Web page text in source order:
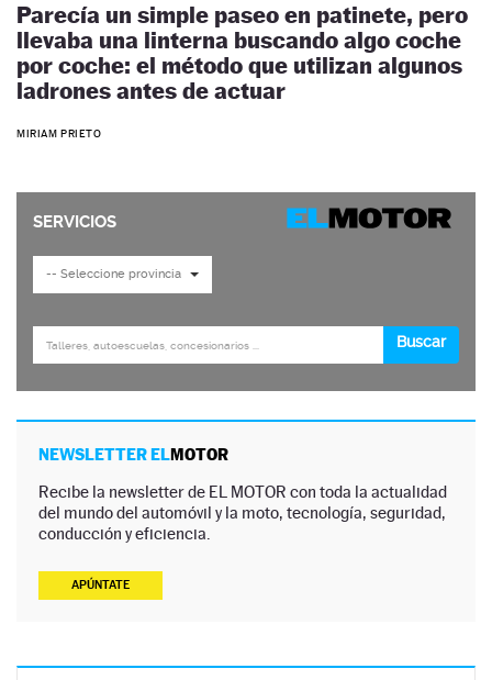
Parecía un simple paseo en patinete, pero
llevaba una linterna buscando algo coche
por coche: el método que utilizan algunos
ladrones antes de actuar
MIRIAM PRIETO
NEWSLETTER ELMOTOR
Recibe la newsletter de EL MOTOR con toda la actualidad
del mundo del automóvil y la moto, tecnología, seguridad,
conducción y eficiencia.
APÚNTATE